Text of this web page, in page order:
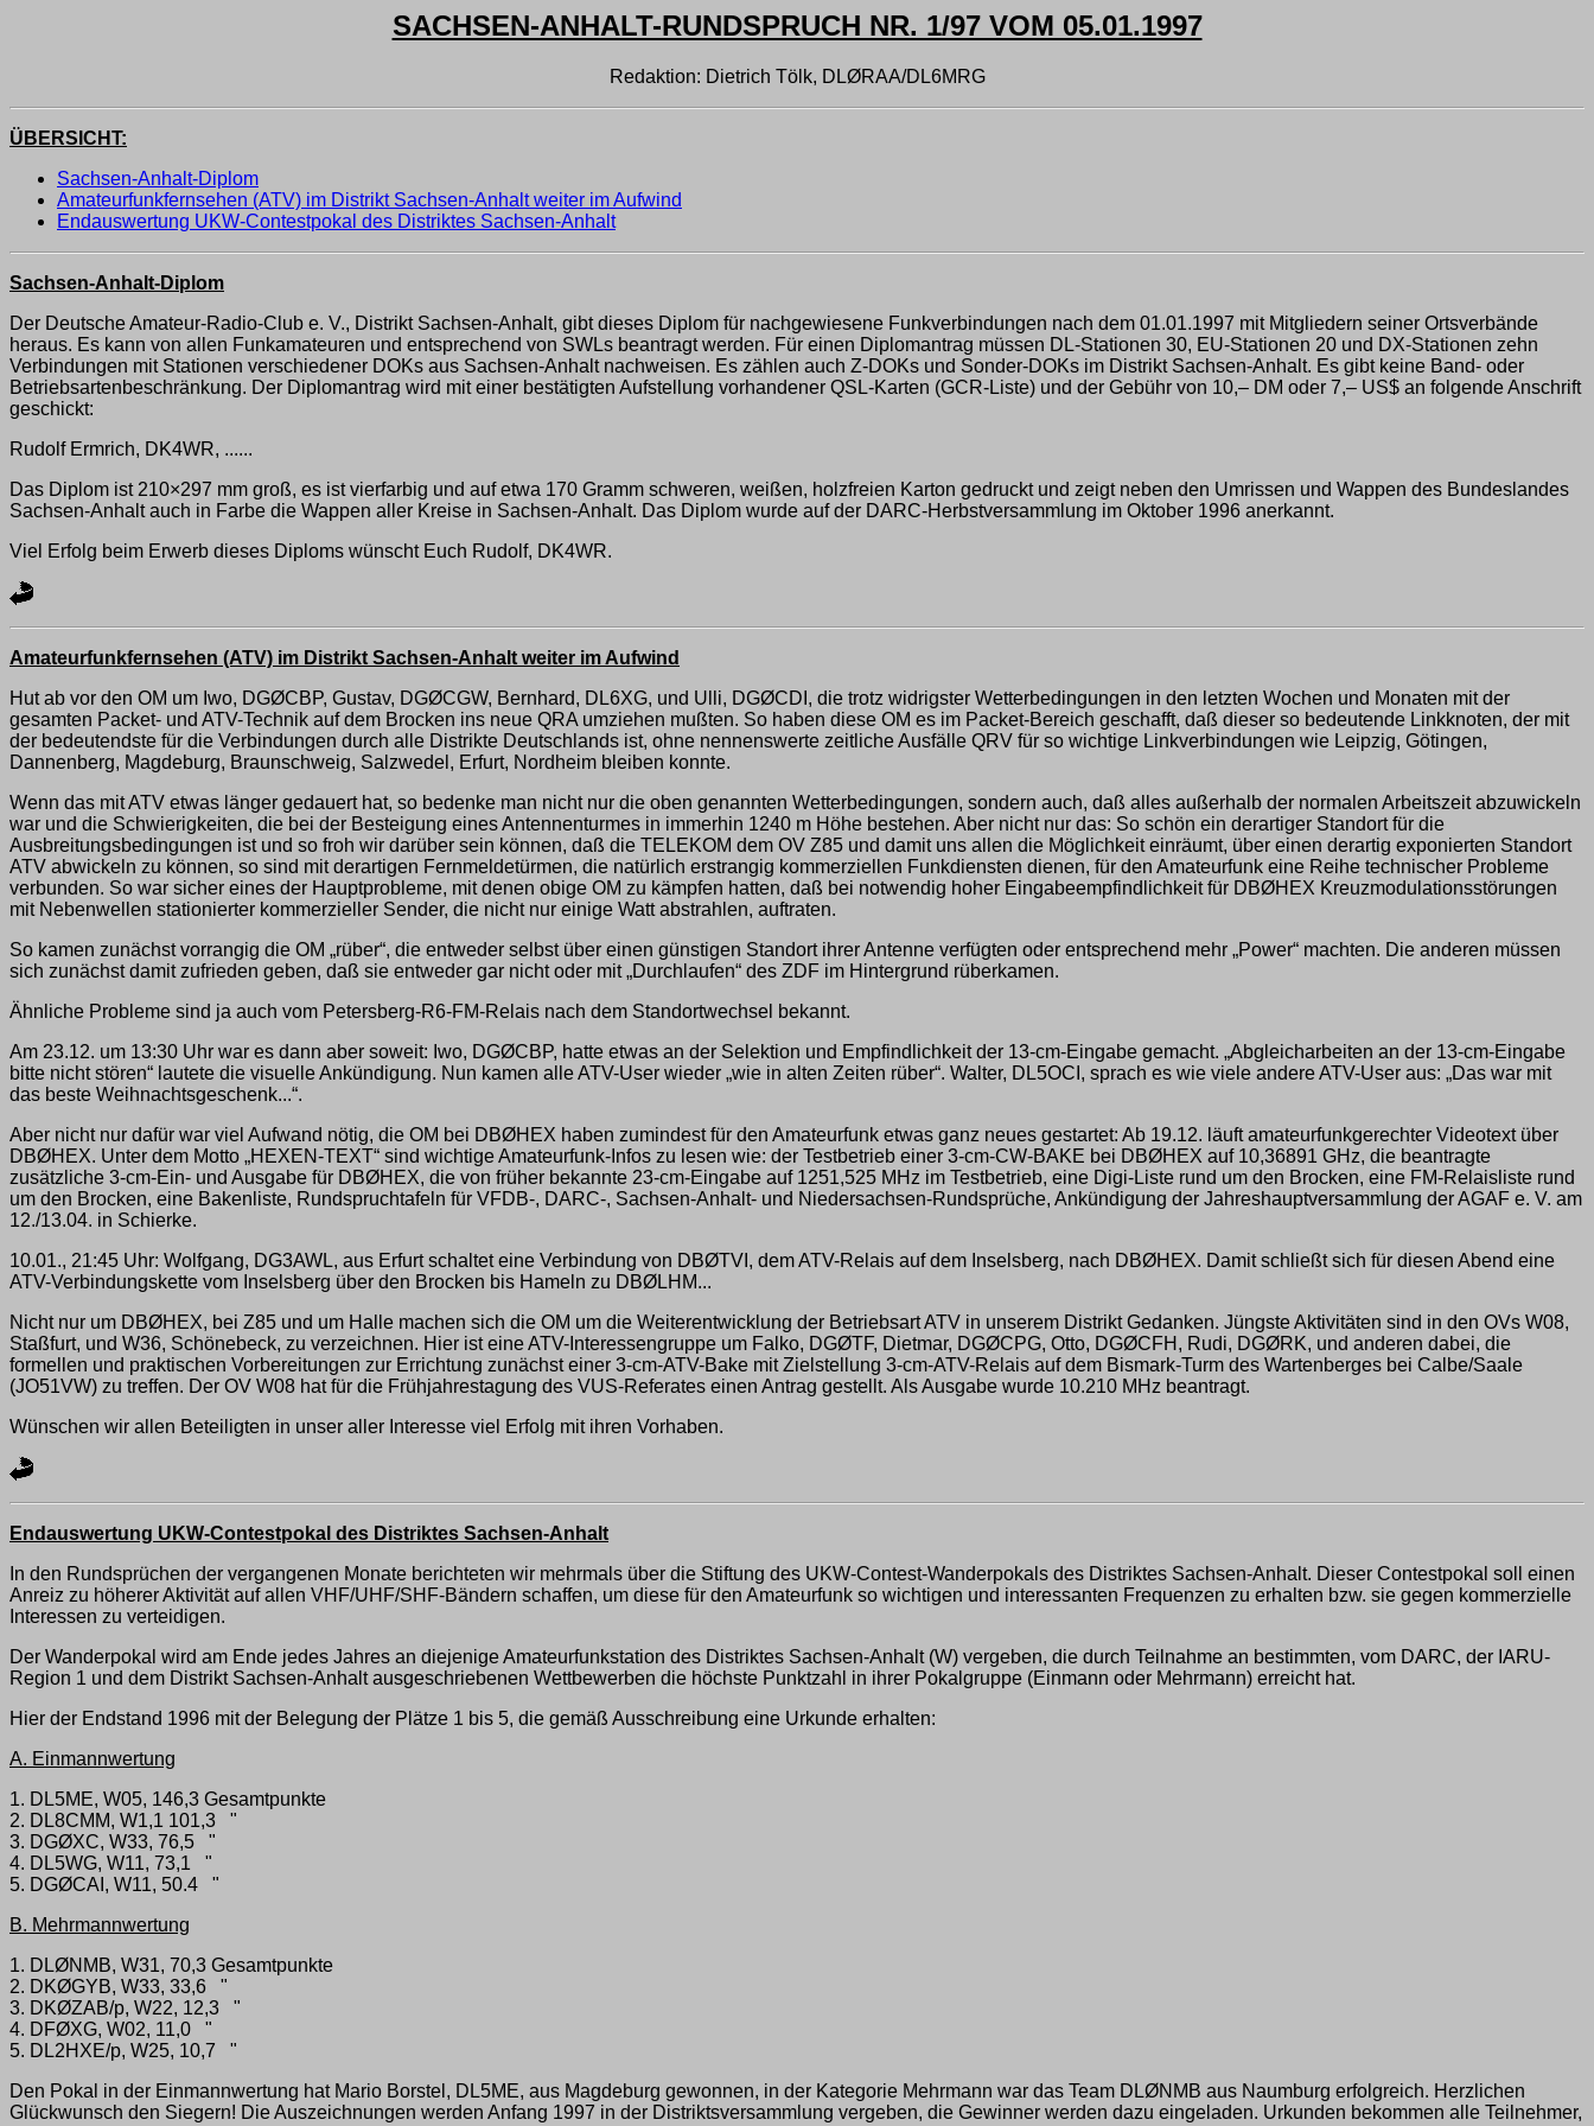
SACHSEN-ANHALT-RUNDSPRUCH NR. 1/97 VOM 05.01.1997
Redaktion: Dietrich Tölk, DLØRAA/DL6MRG
ÜBERSICHT:
Sachsen-Anhalt-Diplom
Amateurfunkfernsehen (ATV) im Distrikt Sachsen-Anhalt weiter im Aufwind
Endauswertung UKW-Contestpokal des Distriktes Sachsen-Anhalt
Sachsen-Anhalt-Diplom
Der Deutsche Amateur-Radio-Club e. V., Distrikt Sachsen-Anhalt, gibt dieses Diplom für nachgewiesene Funkverbindungen nach dem 01.01.1997 mit Mitgliedern seiner Ortsverbände
heraus. Es kann von allen Funkamateuren und entsprechend von SWLs beantragt werden. Für einen Diplomantrag müssen DL-Stationen 30, EU-Stationen 20 und DX-Stationen zehn
Verbindungen mit Stationen verschiedener DOKs aus Sachsen-Anhalt nachweisen. Es zählen auch Z-DOKs und Sonder-DOKs im Distrikt Sachsen-Anhalt. Es gibt keine Band- oder
Betriebsartenbeschränkung. Der Diplomantrag wird mit einer bestätigten Aufstellung vorhandener QSL-Karten (GCR-Liste) und der Gebühr von 10,– DM oder 7,– US$ an folgende Anschrift
geschickt:
Rudolf Ermrich, DK4WR, ......
Das Diplom ist 210×297 mm groß, es ist vierfarbig und auf etwa 170 Gramm schweren, weißen, holzfreien Karton gedruckt und zeigt neben den Umrissen und Wappen des Bundeslandes
Sachsen-Anhalt auch in Farbe die Wappen aller Kreise in Sachsen-Anhalt. Das Diplom wurde auf der DARC-Herbstversammlung im Oktober 1996 anerkannt.
Viel Erfolg beim Erwerb dieses Diploms wünscht Euch Rudolf, DK4WR.
Amateurfunkfernsehen (ATV) im Distrikt Sachsen-Anhalt weiter im Aufwind
Hut ab vor den OM um Iwo, DGØCBP, Gustav, DGØCGW, Bernhard, DL6XG, und Ulli, DGØCDI, die trotz widrigster Wetterbedingungen in den letzten Wochen und Monaten mit der
gesamten Packet- und ATV-Technik auf dem Brocken ins neue QRA umziehen mußten. So haben diese OM es im Packet-Bereich geschafft, daß dieser so bedeutende Linkknoten, der mit
der bedeutendste für die Verbindungen durch alle Distrikte Deutschlands ist, ohne nennenswerte zeitliche Ausfälle QRV für so wichtige Linkverbindungen wie Leipzig, Götingen,
Dannenberg, Magdeburg, Braunschweig, Salzwedel, Erfurt, Nordheim bleiben konnte.
Wenn das mit ATV etwas länger gedauert hat, so bedenke man nicht nur die oben genannten Wetterbedingungen, sondern auch, daß alles außerhalb der normalen Arbeitszeit abzuwickeln
war und die Schwierigkeiten, die bei der Besteigung eines Antennenturmes in immerhin 1240 m Höhe bestehen. Aber nicht nur das: So schön ein derartiger Standort für die
Ausbreitungsbedingungen ist und so froh wir darüber sein können, daß die TELEKOM dem OV Z85 und damit uns allen die Möglichkeit einräumt, über einen derartig exponierten Standort
ATV abwickeln zu können, so sind mit derartigen Fernmeldetürmen, die natürlich erstrangig kommerziellen Funkdiensten dienen, für den Amateurfunk eine Reihe technischer Probleme
verbunden. So war sicher eines der Hauptprobleme, mit denen obige OM zu kämpfen hatten, daß bei notwendig hoher Eingabeempfindlichkeit für DBØHEX Kreuzmodulationsstörungen
mit Nebenwellen stationierter kommerzieller Sender, die nicht nur einige Watt abstrahlen, auftraten.
So kamen zunächst vorrangig die OM „rüber“, die entweder selbst über einen günstigen Standort ihrer Antenne verfügten oder entsprechend mehr „Power“ machten. Die anderen müssen
sich zunächst damit zufrieden geben, daß sie entweder gar nicht oder mit „Durchlaufen“ des ZDF im Hintergrund rüberkamen.
Ähnliche Probleme sind ja auch vom Petersberg-R6-FM-Relais nach dem Standortwechsel bekannt.
Am 23.12. um 13:30 Uhr war es dann aber soweit: Iwo, DGØCBP, hatte etwas an der Selektion und Empfindlichkeit der 13-cm-Eingabe gemacht. „Abgleicharbeiten an der 13-cm-Eingabe
bitte nicht stören“ lautete die visuelle Ankündigung. Nun kamen alle ATV-User wieder „wie in alten Zeiten rüber“. Walter, DL5OCI, sprach es wie viele andere ATV-User aus: „Das war mit
das beste Weihnachtsgeschenk...“.
Aber nicht nur dafür war viel Aufwand nötig, die OM bei DBØHEX haben zumindest für den Amateurfunk etwas ganz neues gestartet: Ab 19.12. läuft amateurfunkgerechter Videotext über
DBØHEX. Unter dem Motto „HEXEN-TEXT“ sind wichtige Amateurfunk-Infos zu lesen wie: der Testbetrieb einer 3-cm-CW-BAKE bei DBØHEX auf 10,36891 GHz, die beantragte
zusätzliche 3-cm-Ein- und Ausgabe für DBØHEX, die von früher bekannte 23-cm-Eingabe auf 1251,525 MHz im Testbetrieb, eine Digi-Liste rund um den Brocken, eine FM-Relaisliste rund
um den Brocken, eine Bakenliste, Rundspruchtafeln für VFDB-, DARC-, Sachsen-Anhalt- und Niedersachsen-Rundsprüche, Ankündigung der Jahreshauptversammlung der AGAF e. V. am
12./13.04. in Schierke.
10.01., 21:45 Uhr: Wolfgang, DG3AWL, aus Erfurt schaltet eine Verbindung von DBØTVI, dem ATV-Relais auf dem Inselsberg, nach DBØHEX. Damit schließt sich für diesen Abend eine
ATV-Verbindungskette vom Inselsberg über den Brocken bis Hameln zu DBØLHM...
Nicht nur um DBØHEX, bei Z85 und um Halle machen sich die OM um die Weiterentwicklung der Betriebsart ATV in unserem Distrikt Gedanken. Jüngste Aktivitäten sind in den OVs W08,
Staßfurt, und W36, Schönebeck, zu verzeichnen. Hier ist eine ATV-Interessengruppe um Falko, DGØTF, Dietmar, DGØCPG, Otto, DGØCFH, Rudi, DGØRK, und anderen dabei, die
formellen und praktischen Vorbereitungen zur Errichtung zunächst einer 3-cm-ATV-Bake mit Zielstellung 3-cm-ATV-Relais auf dem Bismark-Turm des Wartenberges bei Calbe/Saale
(JO51VW) zu treffen. Der OV W08 hat für die Frühjahrestagung des VUS-Referates einen Antrag gestellt. Als Ausgabe wurde 10.210 MHz beantragt.
Wünschen wir allen Beteiligten in unser aller Interesse viel Erfolg mit ihren Vorhaben.
Endauswertung UKW-Contestpokal des Distriktes Sachsen-Anhalt
In den Rundsprüchen der vergangenen Monate berichteten wir mehrmals über die Stiftung des UKW-Contest-Wanderpokals des Distriktes Sachsen-Anhalt. Dieser Contestpokal soll einen
Anreiz zu höherer Aktivität auf allen VHF/UHF/SHF-Bändern schaffen, um diese für den Amateurfunk so wichtigen und interessanten Frequenzen zu erhalten bzw. sie gegen kommerzielle
Interessen zu verteidigen.
Der Wanderpokal wird am Ende jedes Jahres an diejenige Amateurfunkstation des Distriktes Sachsen-Anhalt (W) vergeben, die durch Teilnahme an bestimmten, vom DARC, der IARU-
Region 1 und dem Distrikt Sachsen-Anhalt ausgeschriebenen Wettbewerben die höchste Punktzahl in ihrer Pokalgruppe (Einmann oder Mehrmann) erreicht hat.
Hier der Endstand 1996 mit der Belegung der Plätze 1 bis 5, die gemäß Ausschreibung eine Urkunde erhalten:
A. Einmannwertung
1. DL5ME, W05, 146,3 Gesamtpunkte
2. DL8CMM, W1,1 101,3 "
3. DGØXC, W33, 76,5 "
4. DL5WG, W11, 73,1 "
5. DGØCAI, W11, 50.4 "
B. Mehrmannwertung
1. DLØNMB, W31, 70,3 Gesamtpunkte
2. DKØGYB, W33, 33,6 "
3. DKØZAB/p, W22, 12,3 "
4. DFØXG, W02, 11,0 "
5. DL2HXE/p, W25, 10,7 "
Den Pokal in der Einmannwertung hat Mario Borstel, DL5ME, aus Magdeburg gewonnen, in der Kategorie Mehrmann war das Team DLØNMB aus Naumburg erfolgreich. Herzlichen
Glückwunsch den Siegern! Die Auszeichnungen werden Anfang 1997 in der Distriktsversammlung vergeben, die Gewinner werden dazu eingeladen. Urkunden bekommen alle Teilnehmer,